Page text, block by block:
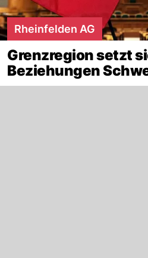
Rheinfelden AG
Grenzregion setzt
Beziehungen